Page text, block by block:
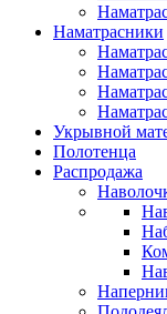
Наматрасники
Укрывной
Полотенца
Распродажа